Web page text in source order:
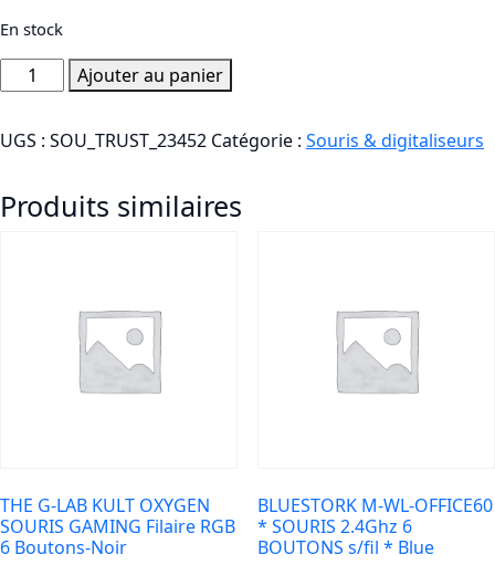
En stock
quantité
de
Pack
en-
Ajouter au panier
UGS : SOU_TRUST_23452 Catégorie : Souris & digitaliseurs
Produits similaires
THE G-LAB KULT OXYGEN
SOURIS GAMING Filaire RGB
6 Boutons-Noir
BLUESTORK M-WL-OFFICE60
* SOURIS 2.4Ghz 6
BOUTONS s/fil * Blue